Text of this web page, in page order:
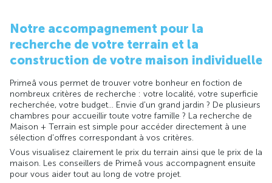
Notre accompagnement pour la
recherche de votre terrain et la
construction de votre maison individuelle
Primeâ vous permet de trouver votre bonheur en foction de
nombreux critères de recherche : votre localité, votre superficie
recherchée, votre budget... Envie d'un grand jardin ? De plusieurs
chambres pour accueillir toute votre famille ? La recherche de
Maison + Terrain est simple pour accéder directement à une
sélection d'offres correspondant à vos critères.
Vous visualisez clairement le prix du terrain ainsi que le prix de la
maison. Les conseillers de Primeâ vous accompagnent ensuite
pour vous aider tout au long de votre projet.